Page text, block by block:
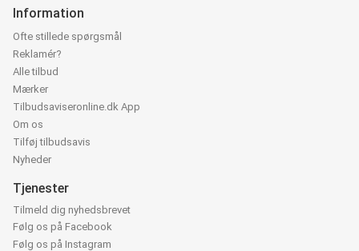
Information
Ofte stillede spørgsmål
Reklamér?
Alle tilbud
Mærker
Tilbudsaviseronline.dk App
Om os
Tilføj tilbudsavis
Nyheder
Tjenester
Tilmeld dig nyhedsbrevet
Følg os på Facebook
Følg os på Instagram